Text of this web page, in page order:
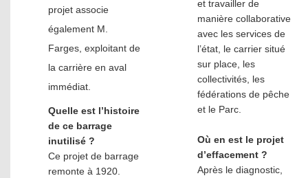
projet associe
également M.
Farges, exploitant de
la carrière en aval
immédiat.
Quelle est l’histoire
de ce barrage
inutilisé ?
Ce projet de barrage
remonte à 1920.
et travailler de
manière collaborative
avec les services de
l’état, le carrier situé
sur place, les
collectivités, les
fédérations de pêche
et le Parc.
Où en est le projet
d’effacement ?
Après le diagnostic,